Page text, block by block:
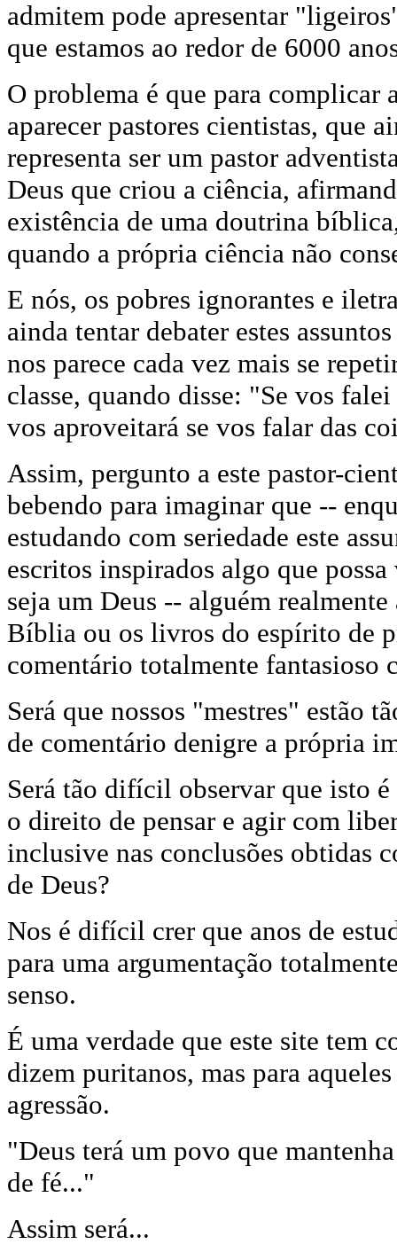
admitem pode apresentar
que estamos ao redor de 6000
O problema é que para complicar
aparecer pastores cientistas, que
representa ser um pastor
Deus que criou a ciência,
existência de uma doutrina
quando a própria ciência não
E nós, os pobres ignorantes e
ainda tentar debater estes
nos parece cada vez mais se
classe, quando disse: "Se vos
vos aproveitará se vos falar das
Assim, pergunto a este pastor-
bebendo para imaginar que --
estudando com seriedade este
escritos inspirados algo que
seja um Deus -- alguém
Bíblia ou os livros do espírito de
comentário totalmente fantasioso
Será que nossos "mestres" estão
de comentário denigre a própria
Será tão difícil observar que isto
o direito de pensar e agir com
inclusive nas conclusões obtidas
de Deus?
Nos é difícil crer que anos de
para uma argumentação
senso.
É uma verdade que este site tem
dizem puritanos, mas para
agressão.
"Deus terá um povo que
de fé..."
Assim será...